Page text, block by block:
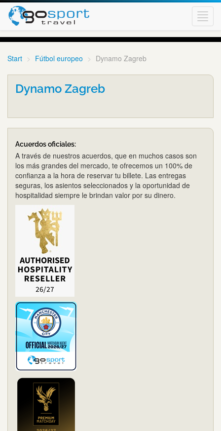
Start Fútbol europeo Dynamo Zagreb
Dynamo Zagreb
Acuerdos oficiales:
A través de nuestros acuerdos, que en muchos casos son
los más grandes del mercado, te ofrecemos un 100% de
confianza a la hora de reservar tu billete. Las entregas
seguras, los asientos seleccionados y la oportunidad de
hospitalidad siempre le brindan valor por su dinero.